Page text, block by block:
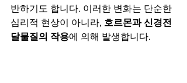
반하기도 합니다. 이러한 변화는 단순한
심리적 현상이 아니라, 호르몬과 신경전
달물질의 작용에 의해 발생합니다.